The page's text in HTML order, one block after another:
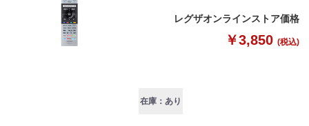
レグザオンラインストア価格
￥3,850 (税込)
在庫：あり